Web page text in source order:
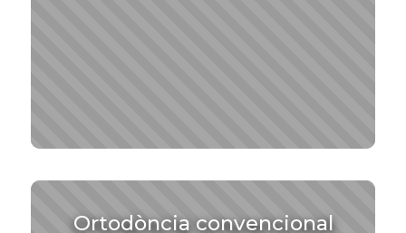
Ortodòncia convencional